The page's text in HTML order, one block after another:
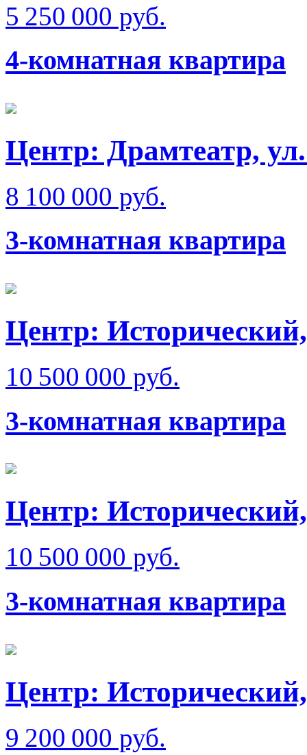
5 250 000 руб.
4-комнатная квартира
Центр: Драмтеатр,
8 100 000 руб.
3-комнатная квартира
Центр:
10 500 000 руб.
3-комнатная квартира
Центр:
10 500 000 руб.
3-комнатная квартира
Центр:
9 200 000 руб.